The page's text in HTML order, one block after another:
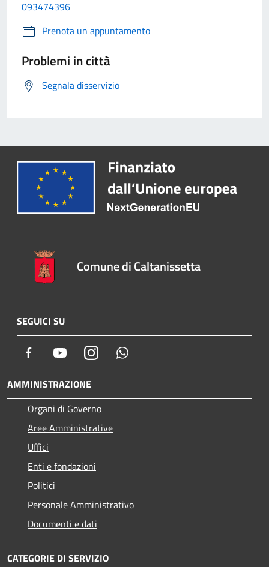
093474396
Prenota un appuntamento
Problemi in città
Segnala disservizio
Comune di Caltanissetta
SEGUICI SU
Facebook YoutubeInstagram
AMMINISTRAZIONE
Organi di Governo
Aree Amministrative
Uffici
Enti e fondazioni
Politici
Personale Amministrativo
Documenti e dati
CATEGORIE DI SERVIZIO